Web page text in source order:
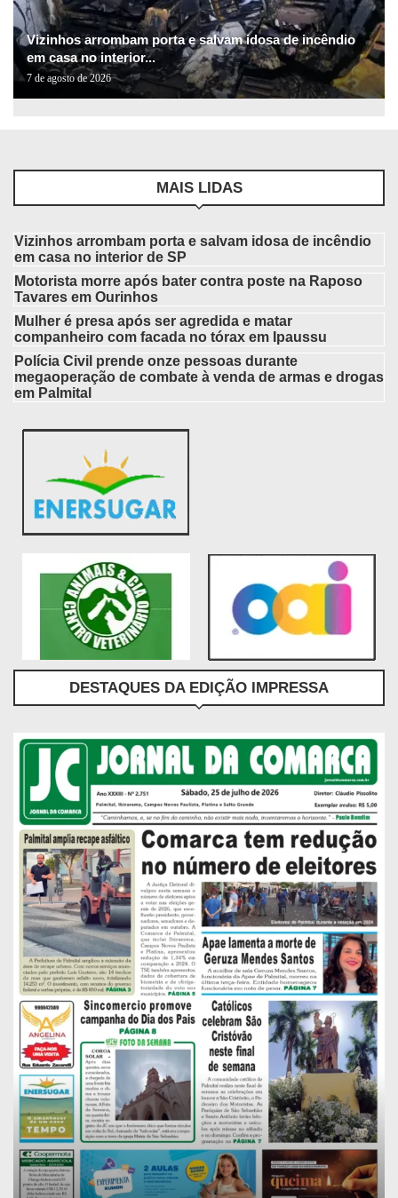
Vizinhos arrombam porta e salvam idosa de incêndio
em casa no interior...
7 de agosto de 2026
MAIS LIDAS
Vizinhos arrombam porta e salvam idosa de incêndio
em casa no interior de SP
Motorista morre após bater contra poste na Raposo
Tavares em Ourinhos
Mulher é presa após ser agredida e matar
companheiro com facada no tórax em Ipaussu
Polícia Civil prende onze pessoas durante
megaoperação de combate à venda de armas e drogas
em Palmital
DESTAQUES DA EDIÇÃO IMPRESSA